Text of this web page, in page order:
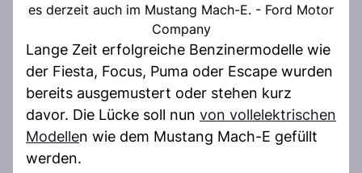
es derzeit auch im Mustang Mach-E. - Ford Motor
Company
Lange Zeit erfolgreiche Benzinermodelle wie
der Fiesta, Focus, Puma oder Escape wurden
bereits ausgemustert oder stehen kurz
davor. Die Lücke soll nun von vollelektrischen
Modellen wie dem Mustang Mach-E gefüllt
werden.